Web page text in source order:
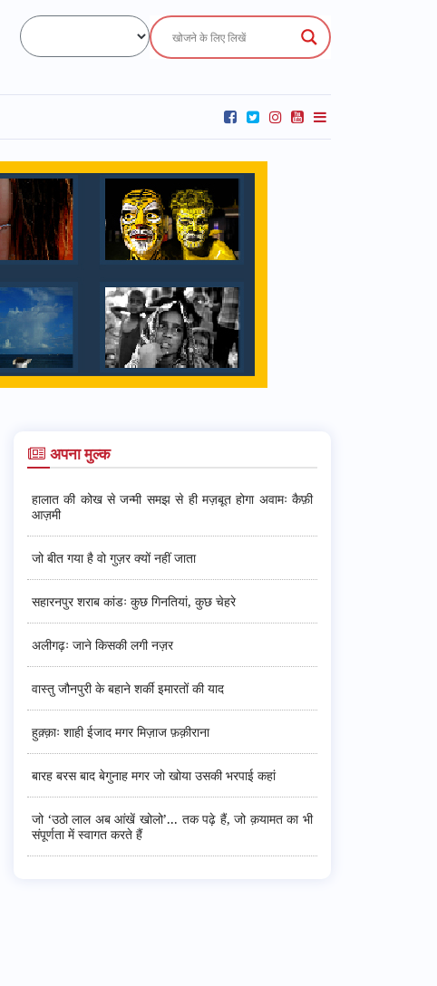
अपना मुल्क
हालात की कोख से जन्मी समझ से ही मज़बूत होगा अवामः कैफ़ी
आज़मी
जो बीत गया है वो गुज़र क्यों नहीं जाता
सहारनपुर शराब कांडः कुछ गिनतियां, कुछ चेहरे
अलीगढ़ः जाने किसकी लगी नज़र
वास्तु जौनपुरी के बहाने शर्की इमारतों की याद
हुक़्क़ाः शाही ईजाद मगर मिज़ाज फ़क़ीराना
बारह बरस बाद बेगुनाह मगर जो खोया उसकी भरपाई कहां
जो ‘उठो लाल अब आंखें खोलो’... तक पढ़े हैं, जो क़यामत का भी
संपूर्णता में स्वागत करते हैं